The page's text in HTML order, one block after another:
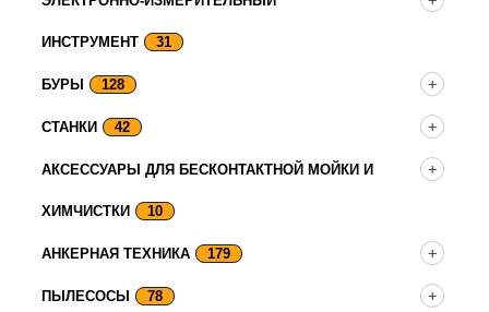
ИНСТРУМЕНТ 31
БУРЫ 128
СТАНКИ 42
АКСЕССУАРЫ ДЛЯ БЕСКОНТАКТНОЙ МОЙКИ И
ХИМЧИСТКИ 10
АНКЕРНАЯ ТЕХНИКА 179
ПЫЛЕСОСЫ 78